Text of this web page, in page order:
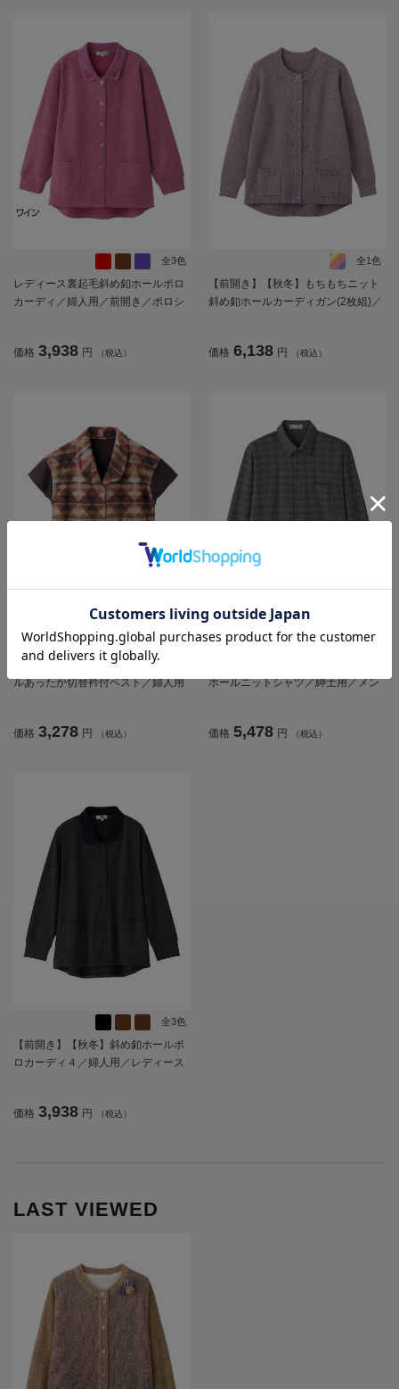
全3色
レディース裏起毛斜め釦ホールポロ
カーディ／婦人用／前開き／ポロシ
価格 3,938 円 （税込）
全1色
【前開き】【秋冬】もちもちニット
斜め釦ホールカーディガン(2枚組)／
プレゼント／名前記入欄付／ゆった
価格 6,138 円 （税込）
全3色
【前開き】【ゆったり】斜め釦ホー
ルあったか切替衿付ベスト／婦人用
価格 3,278 円 （税込）
全3色
ホールニットシャツ／紳士用／メン
しゃれ／お出かけ／ギフト／プレゼ
価格 5,478 円 （税込）
全3色
【前開き】【秋冬】斜め釦ホールポ
ロカーディ４／婦人用／レディース
価格 3,938 円 （税込）
LAST VIEWED